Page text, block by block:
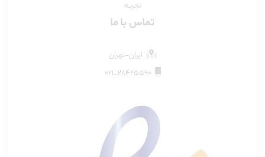
تجربه
تماس با ما
ایران-تهران